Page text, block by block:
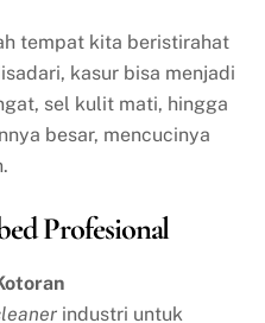
tempat kita beristirahat
kasur bisa menjadi
sel kulit mati, hingga
besar, mencucinya
Profesional
industri untuk